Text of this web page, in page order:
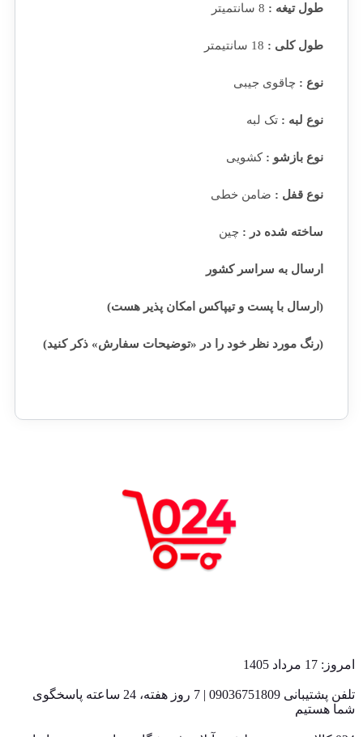
طول تیغه :
طول کلی :
نوع : چاقوی جیبی
نوع لبه : تک لبه
نوع بازشو : کشویی
نوع قفل : ضامن خطی
ساخته شده در : چین
ارسال به سراسر کشور
(ارسال با پست و تیپاکس امکان پذیر هست)
(رنگ مورد نظر خود را در «توضیحات سفارش» ذکر کنید)
امروز: 17 مرداد 1405
تلفن پشتیبانی 09036751809 | 7 روز هفته، 24 ساعته پاسخگوی
شما هستیم